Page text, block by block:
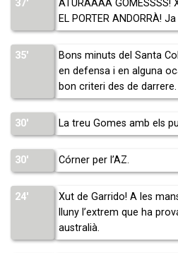
37′
ATURAAAA GOMESSSS!
EL PORTER ANDORRÀ!
35′
Bons minuts del Santa
en defensa i en alguna
bon criteri des de darrere.
30′ La treu Gomes amb els
30′ Córner per l’AZ.
24′
Xut de Garrido! A les
lluny l’extrem que ha
australià.